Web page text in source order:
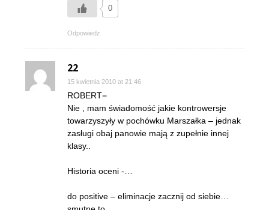
0
Odpowiedz
22
15 kwietnia 2010 at 21:46
ROBERT=
Nie , mam świadomość jakie kontrowersje
towarzyszyły w pochówku Marszałka – jednak
zasługi obaj panowie mają z zupełnie innej
klasy..
Historia oceni -…
do positive – eliminacje zacznij od siebie…